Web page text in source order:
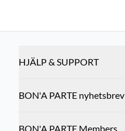
HJÄLP & SUPPORT
BON'A PARTE nyhetsbrev
BON'A PARTE Members